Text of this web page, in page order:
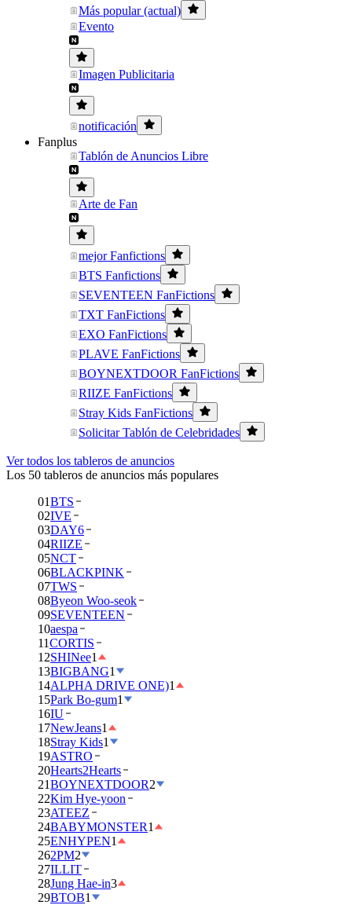
Más popular (actual)
Evento
Imagen Publicitaria
notificación
Fanplus
Tablón de Anuncios Libre
Arte de Fan
mejor Fanfictions
BTS Fanfictions
SEVENTEEN FanFictions
TXT FanFictions
EXO FanFictions
PLAVE FanFictions
BOYNEXTDOOR FanFictions
RIIZE FanFictions
Stray Kids FanFictions
Solicitar Tablón de Celebridades
Ver todos los tableros de anuncios
Los 50 tableros de anuncios más populares
01BTS
02IVE
03DAY6
04RIIZE
05NCT
06BLACKPINK
07TWS
08Byeon Woo-seok
09SEVENTEEN
10aespa
11CORTIS
12SHINee1
13BIGBANG1
14ALPHA DRIVE ONE)1
15Park Bo-gum1
16IU
17NewJeans1
18Stray Kids1
19ASTRO
20Hearts2Hearts
21BOYNEXTDOOR2
22Kim Hye-yoon
23ATEEZ
24BABYMONSTER1
25ENHYPEN1
262PM2
27ILLIT
28Jung Hae-in3
29BTOB1